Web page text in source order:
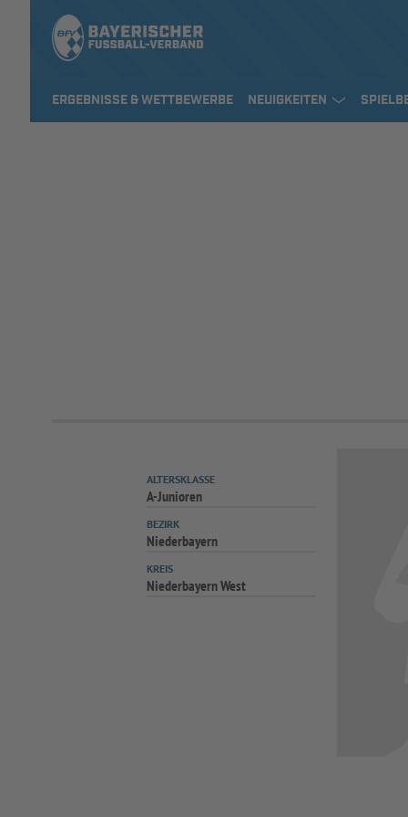
ERGEBNISSE & WETTBEWERBE NEUIGKEITEN
ALTERSKLASSE
A-Junioren
BEZIRK
Niederbayern
KREIS
Niederbayern West